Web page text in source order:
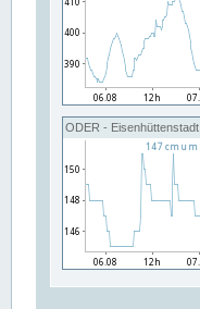
ODER - Eisenhüttenstadt